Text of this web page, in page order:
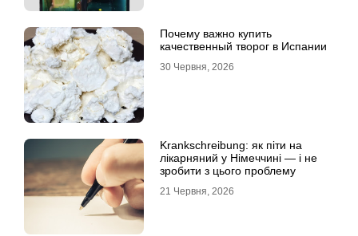
Почему важно купить
качественный творог в Испании
30 Червня, 2026
Krankschreibung: як піти на
лікарняний у Німеччині — і не
зробити з цього проблему
21 Червня, 2026